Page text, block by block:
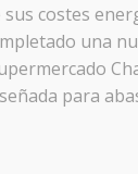
costes
una
para